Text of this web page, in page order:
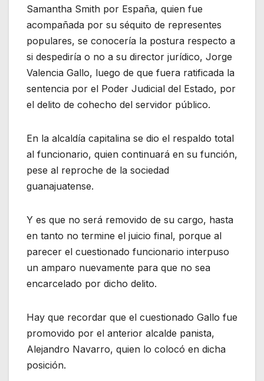
Samantha Smith por España, quien fue
acompañada por su séquito de representes
populares, se conocería la postura respecto a
si despediría o no a su director jurídico, Jorge
Valencia Gallo, luego de que fuera ratificada la
sentencia por el Poder Judicial del Estado, por
el delito de cohecho del servidor público.
En la alcaldía capitalina se dio el respaldo total
al funcionario, quien continuará en su función,
pese al reproche de la sociedad
guanajuatense.
Y es que no será removido de su cargo, hasta
en tanto no termine el juicio final, porque al
parecer el cuestionado funcionario interpuso
un amparo nuevamente para que no sea
encarcelado por dicho delito.
Hay que recordar que el cuestionado Gallo fue
promovido por el anterior alcalde panista,
Alejandro Navarro, quien lo colocó en dicha
posición.